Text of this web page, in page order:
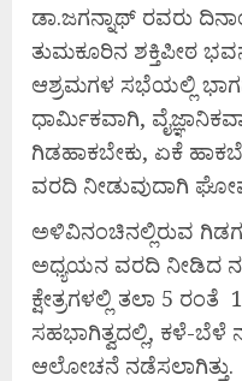
ಡಾ.ಜಗನ್ನಾಥ್ ರವರು
ತುಮಕೂರಿನ ಶಕ್ತಿಪೀಠ
ಆಶ್ರಮಗಳ ಸಭೆಯಲ್ಲಿ
ಧಾರ್ಮಿಕವಾಗಿ,
ಗಿಡಹಾಕಬೇಕು, ಏಕೆ
ವರದಿ ನೀಡುವುದಾಗಿ
ಅಳಿವಿನಂಚಿನಲ್ಲಿರುವ
ಅಧ್ಯಯನ ವರದಿ ನೀಡಿದ
ಕ್ಷೇತ್ರಗಳಲ್ಲಿ ತಲಾ 5 ರಂತೆ
ಸಹಭಾಗಿತ್ವದಲ್ಲಿ, ಕಳೆ-ಬೆಳೆ
ಆಲೋಚನೆ ನಡೆಸಲಾಗಿತ್ತು.